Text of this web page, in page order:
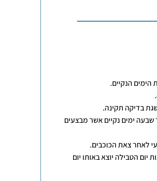
הימים הנקיים.
בדיקה תקינה.
ימים נקיים אשר מבצעים
לאחר צאת הכוכבים.
יום הטבילה יוצא באותו יום